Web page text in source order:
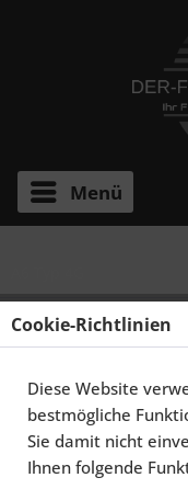
Menü
SCHMIDT FELGEN
C7/4G/4G1,
Cookie-Richtlinien
Diese Website
bestmögliche
Sie damit nicht
Ihnen folgende